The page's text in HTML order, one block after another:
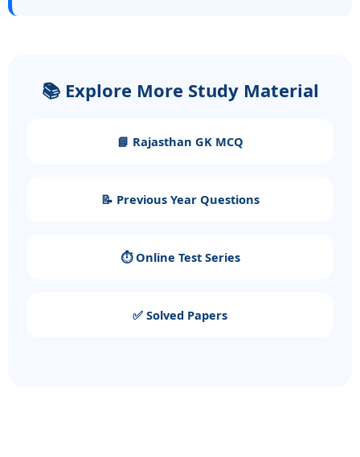
📚 Explore More Study Material
📘 Rajasthan GK MCQ
📝 Previous Year Questions
⏱️ Online Test Series
✅ Solved Papers